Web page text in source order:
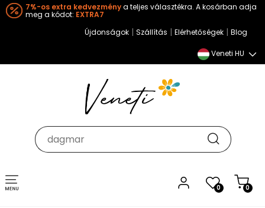
7%-os extra kedvezménya teljes választékra. A kosárban adja
meg a kódot: EXTRA7
Újdonságok | Szállítás | Elérhetőségek | Blog
Veneti HU
0 0
Toggle
navigation